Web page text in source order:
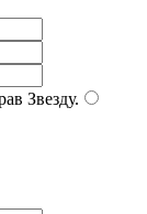
Звезду.